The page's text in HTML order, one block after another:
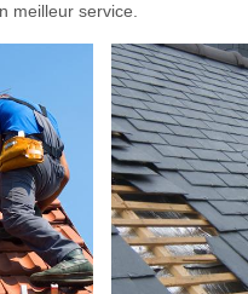
meilleur service.